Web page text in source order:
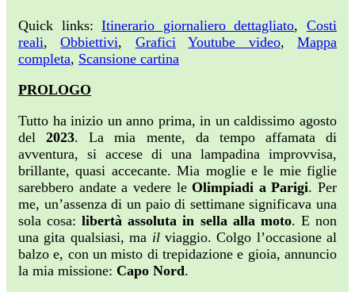
Quick links:Itinerario giornaliero dettagliato,Costi
reali,Obbiettivi, Grafici Youtube video,Mappa
completa, Scansione cartina
PROLOGO
Tutto ha inizio un anno prima, in un caldissimo agosto
del2023. La mia mente, da tempo affamata di
avventura, si accese di una lampadina improvvisa,
brillante, quasi accecante. Mia moglie e le mie figlie
sarebbero andate a vedere le Olimpiadi a Parigi. Per
me, un’assenza di un paio di settimane significava una
sola cosa:libertà assoluta in sella alla moto. E non
una gita qualsiasi, ma ilviaggio. Colgo l’occasione al
balzo e, con un misto di trepidazione e gioia, annuncio
la mia missione: Capo Nord.